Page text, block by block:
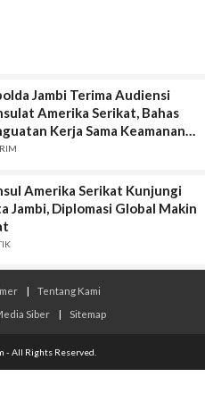
Jambi Terima Audiensi
Amerika Serikat, Bahas
Kerja Sama Keamanan
Pertukaran Informasi
Amerika Serikat Kunjungi
Jambi, Diplomasi Global Makin
|
Tentang Kami
Siber | Sitemap
- All Rights Reserved.